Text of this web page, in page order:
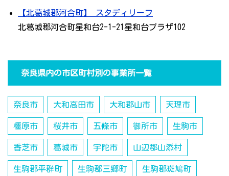
【北葛城郡河合町】 スタディリーフ
北葛城郡河合町星和台2-1-21星和台プラザ102
奈良県内の市区町村別の事業所一覧
奈良市 大和高田市 大和郡山市 天理市
橿原市 桜井市 五條市 御所市 生駒市
香芝市 葛城市 宇陀市 山辺郡山添村
生駒郡平群町 生駒郡三郷町 生駒郡斑鳩町